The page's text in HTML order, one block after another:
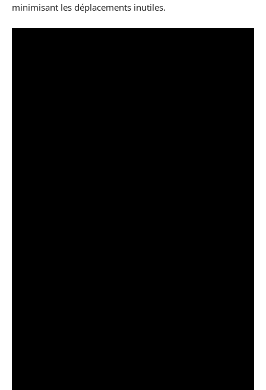
minimisant les déplacements inutiles.